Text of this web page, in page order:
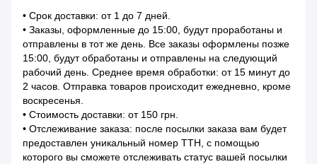
• Срок доставки: от 1 до 7 дней.
• Заказы, оформленные до 15:00, будут проработаны и
отправлены в тот же день. Все заказы оформлены позже
15:00, будут обработаны и отправлены на следующий
рабочий день. Среднее время обработки: от 15 минут до
2 часов. Отправка товаров происходит ежедневно, кроме
воскресенья.
• Стоимость доставки: от 150 грн.
• Отслеживание заказа: после посылки заказа вам будет
предоставлен уникальный номер ТТН, с помощью
которого вы сможете отслеживать статус вашей посылки